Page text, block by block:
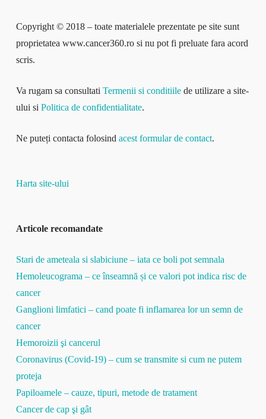
Copyright © 2018 – toate materialele prezentate pe site sunt
proprietatea www.cancer360.ro si nu pot fi preluate fara acord
scris.
Va rugam sa consultati Termenii si conditiilede utilizare a site-
ului si Politica de confidentialitate.
Ne puteți contacta folosind acest formular de contact.
Harta site-ului
Articole recomandate
Stari de ameteala si slabiciune – iata ce boli pot semnala
Hemoleucograma – ce înseamnă și ce valori pot indica risc de
cancer
Ganglioni limfatici – cand poate fi inflamarea lor un semn de
cancer
Hemoroizii şi cancerul
Coronavirus (Covid-19) – cum se transmite si cum ne putem
proteja
Papiloamele – cauze, tipuri, metode de tratament
Cancer de cap şi gât